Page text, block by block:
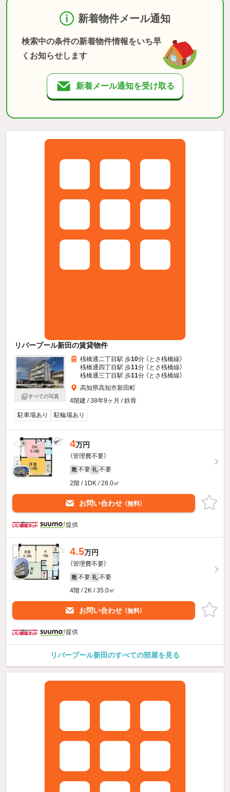
新着物件メール通知
検索中の条件の新着物件情報をいち早
くお知らせします
新着メール通知を受け取る
リバープール新田の賃貸物件
すべての写真
桟橋通二丁目駅 歩10分 （とさ桟橋線）
桟橋通四丁目駅 歩11分 （とさ桟橋線）
桟橋通三丁目駅 歩11分 （とさ桟橋線）
高知県高知市新田町
4階建 / 38年9ヶ月 / 鉄骨
駐車場あり
駐輪場あり
4万円
（管理費不要）
敷 不要 礼 不要
2階 / 1DK / 28.0㎡
お問い合わせ （無料）
提供
4.5万円
（管理費不要）
敷 不要 礼 不要
4階 / 2K / 35.0㎡
お問い合わせ （無料）
提供
リバープール新田のすべての部屋を見る